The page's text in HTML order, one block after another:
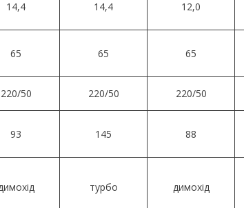
14,4 14,4 12,0
65 65 65
220/50 220/50 220/50
93 145 88
турбо димохід